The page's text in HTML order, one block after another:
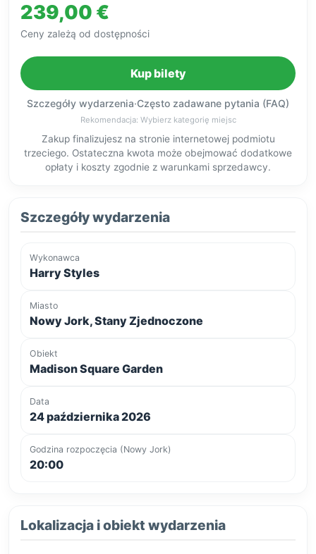
239,00 €
Ceny zależą od dostępności
Kup bilety
Szczegóły wydarzenia·Często zadawane pytania (FAQ)
Rekomendacja: Wybierz kategorię miejsc
Zakup finalizujesz na stronie internetowej podmiotu
trzeciego. Ostateczna kwota może obejmować dodatkowe
opłaty i koszty zgodnie z warunkami sprzedawcy.
Szczegóły wydarzenia
Wykonawca
Harry Styles
Miasto
Nowy Jork, Stany Zjednoczone
Obiekt
Madison Square Garden
Data
24 października 2026
Godzina rozpoczęcia (Nowy Jork)
20:00
Lokalizacja i obiekt wydarzenia